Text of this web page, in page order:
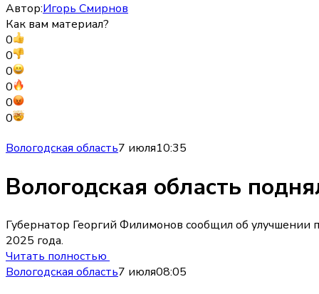
Автор:Игорь Смирнов
Как вам материал?
0
0
0
0
0
0
Вологодская область7 июля10:35
Вологодская область
Губернатор Георгий Филимонов сообщил об
2025 года.
Читать полностью
Вологодская область7 июля08:05